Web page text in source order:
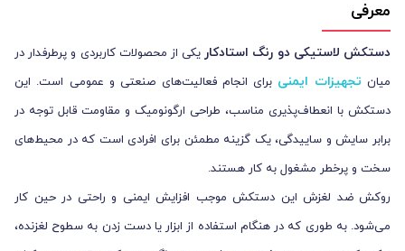
معرفی
دستکش لاستیکی دو رنگ استادکار یکی از محصولات کاربردی و پرطرفدار در
میان تجهیزات ایمنی برای انجام فعالیت‌های صنعتی و عمومی است. این
دستکش با انعطاف‌پذیری مناسب، طراحی ارگونومیک و مقاومت قابل توجه در
برابر سایش و ساییدگی، یک گزینه مطمئن برای افرادی است که در محیط‌های
سخت و پرخطر مشغول به کار هستند.
روکش ضد لغزش این دستکش موجب افزایش ایمنی و راحتی در حین کار
می‌شود. به طوری که در هنگام استفاده از ابزار یا دست زدن به سطوح لغزنده،